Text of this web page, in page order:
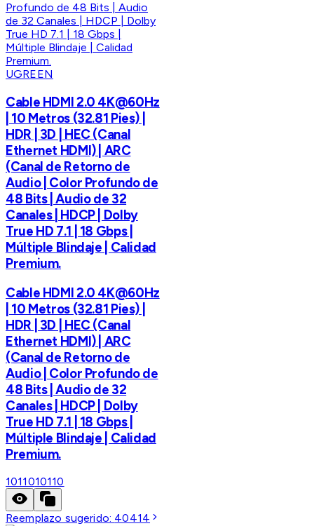
UGREEN
Cable HDMI 2.0 4K@60Hz
| 10 Metros (32.81 Pies) |
HDR | 3D | HEC (Canal
Ethernet HDMI) | ARC
(Canal de Retorno de
Audio | Color Profundo de
48 Bits | Audio de 32
Canales | HDCP | Dolby
True HD 7.1 | 18 Gbps |
Múltiple Blindaje | Calidad
Premium.
Cable HDMI 2.0 4K@60Hz
| 10 Metros (32.81 Pies) |
HDR | 3D | HEC (Canal
Ethernet HDMI) | ARC
(Canal de Retorno de
Audio | Color Profundo de
48 Bits | Audio de 32
Canales | HDCP | Dolby
True HD 7.1 | 18 Gbps |
Múltiple Blindaje | Calidad
Premium.
1011010110
Reemplazo sugerido: 40414